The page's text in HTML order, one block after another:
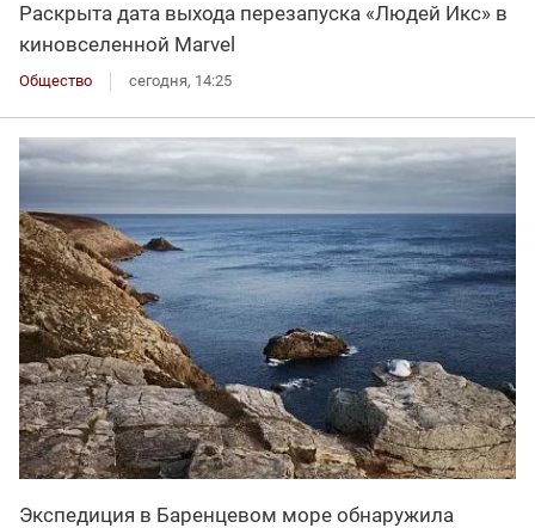
Раскрыта дата выхода перезапуска «Людей Икс» в
киновселенной Marvel
Общество сегодня, 14:25
Экспедиция в Баренцевом море обнаружила